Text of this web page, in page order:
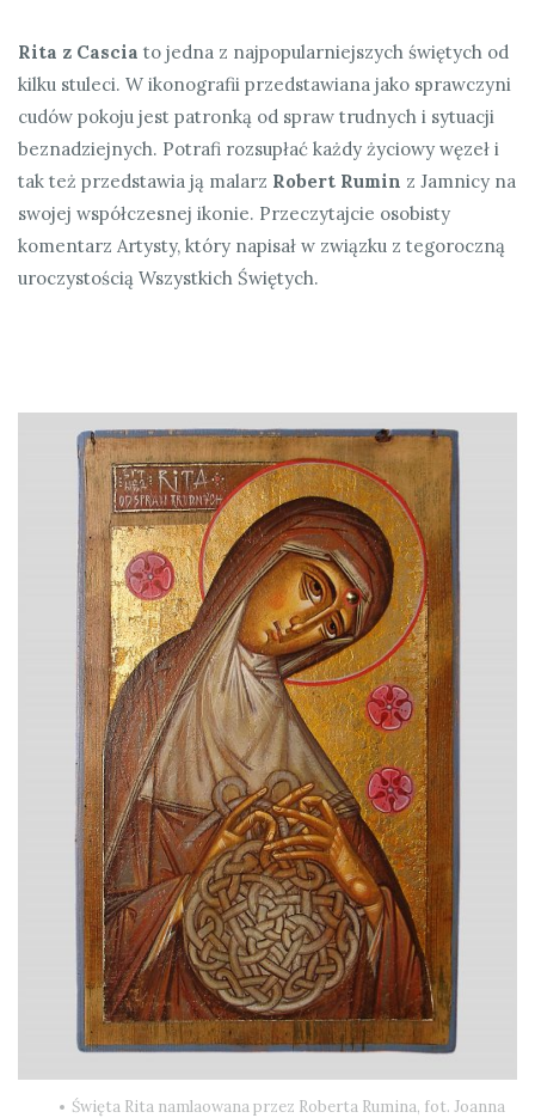
Rita z Cascia to jedna z najpopularniejszych świętych od
kilku stuleci. W ikonografii przedstawiana jako sprawczyni
cudów pokoju jest patronką od spraw trudnych i sytuacji
beznadziejnych. Potrafi rozsupłać każdy życiowy węzeł i
tak też przedstawia ją malarz Robert Rumin z Jamnicy na
swojej współczesnej ikonie. Przeczytajcie osobisty
komentarz Artysty, który napisał w związku z tegoroczną
uroczystością Wszystkich Świętych.
Święta Rita namlaowana przez Roberta Rumina, fot. Joanna